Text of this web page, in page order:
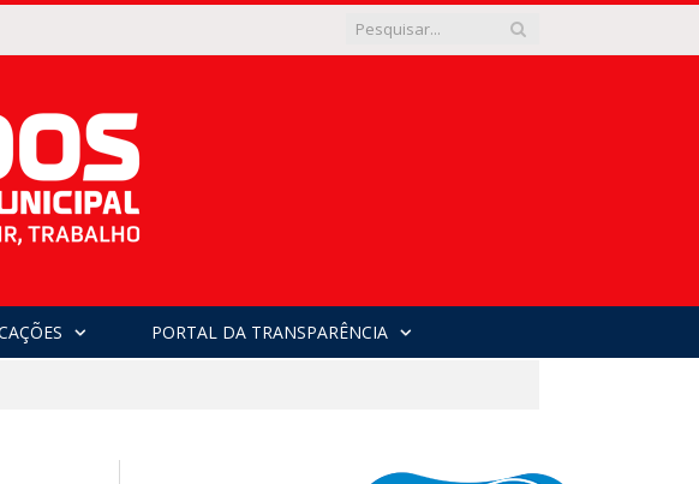
PORTAL DA TRANSPARÊNCIA